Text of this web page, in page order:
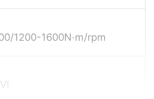
1200-1600N·m/rpm